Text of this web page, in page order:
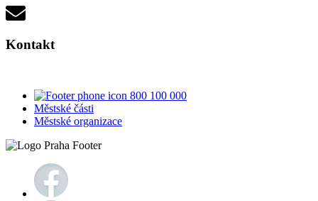
Kontakt
800 100 000
Městské části
Městské organizace